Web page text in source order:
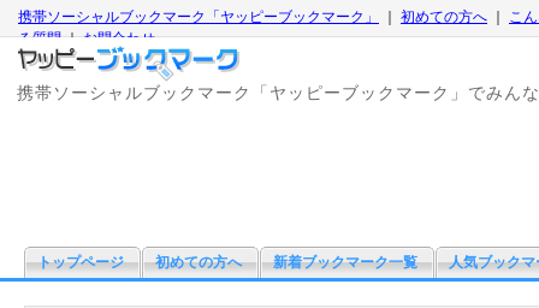
携帯ソーシャルブックマーク「ヤッピーブックマーク」 初めての方へ
こ
る質問｜お問合わせ
携帯ソーシャルブックマーク「ヤッピーブックマーク」でみん
トップページ 初めての方へ 新着ブックマーク一覧 人気ブックマ